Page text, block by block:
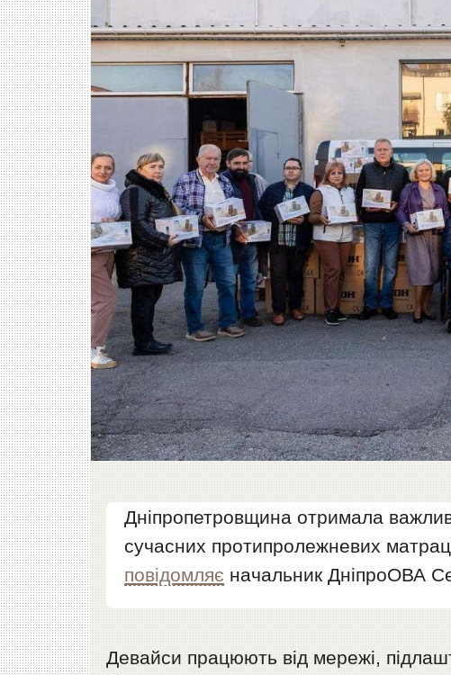
Дніпропетровщина отримала
сучасних протипролежневих
повідомляє начальник ДніпроОВА
Девайси працюють від мережі,